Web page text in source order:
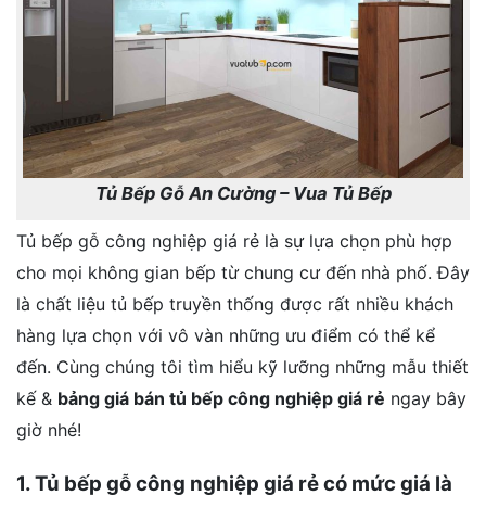
Tủ Bếp Gỗ An Cường – Vua Tủ Bếp
Tủ bếp gỗ công nghiệp giá rẻ là sự lựa chọn phù hợp
cho mọi không gian bếp từ chung cư đến nhà phố. Đây
là chất liệu tủ bếp truyền thống được rất nhiều khách
hàng lựa chọn với vô vàn những ưu điểm có thể kể
đến. Cùng chúng tôi tìm hiểu kỹ lưỡng những mẫu thiết
kế & bảng giá bán tủ bếp công nghiệp giá rẻ ngay bây
giờ nhé!
1. Tủ bếp gỗ công nghiệp giá rẻ có mức giá là